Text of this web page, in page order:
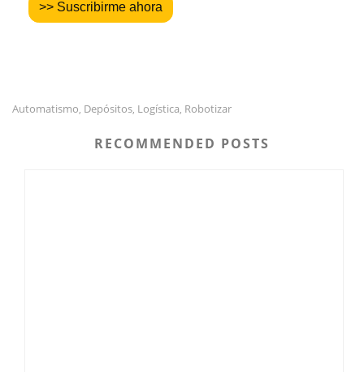
Automatismo, Depósitos, Logística, Robotizar
RECOMMENDED POSTS